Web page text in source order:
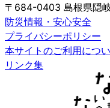
〒684-0403 島根県隠
防災情報・安心安全
プライバシーポリシー
本サイトのご利用につ
リンク集